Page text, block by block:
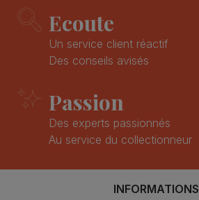
Ecoute
Un service client réactif
Des conseils avisés
Passion
Des experts passionnés
Au service du collectionneur
INFORMATIONS